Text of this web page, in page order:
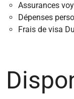
Assurances
Dépenses
Frais de visa